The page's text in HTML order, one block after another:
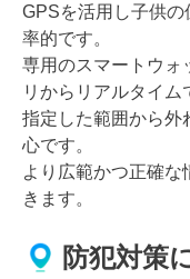
GPSを活用し子供
率的です。
専用のスマートウォ
リからリアルタイム
指定した範囲から外
心です。
より広範かつ正確
きます。
防犯対策